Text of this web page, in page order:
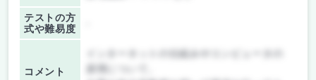
テストの方
式や難易度
コメント
インターネットの仕組みやコンピュータの